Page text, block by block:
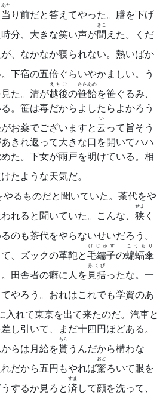
当
あた
り前だと答えてやった。膳を下げ
分、大きな笑い声が聞
きこ
えた。くだ
、なかなか寝られない。熱いばか
。下宿の五倍ぐらいやかましい。う
た。清が越後
えちご
の笹飴
ささあめ
を笹ぐるみ、
。笹は毒だからよしたらよかろう
お薬でございますと云
い
って旨そう
きれ返って大きな口を開いてハハ
た。下女が雨戸を明けている。相
けたような天気だ。
やるものだと聞いていた。茶代をや
れると聞いていた。こんな、 狭
せま
く
のも茶代をやらないせいだろう。
、ズックの革鞄と毛繻子
けじゅす
の蝙蝠傘
こうもり
田舎者の癖に人を見括
みくび
ったな。一
やろう。おれはこれでも学資のあ
入れて東京を出て来たのだ。汽車と
し引いて、まだ十四円ほどある。
らは月給を貰
もら
うんだから構わな
だから五円もやれば驚
おど
ろいて眼を
するか見ろと済
すま
して顔を洗って、